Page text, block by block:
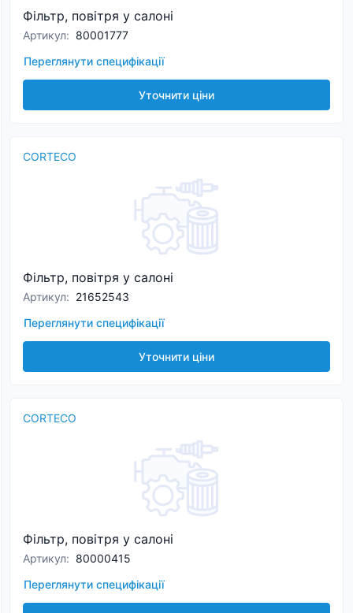
Фільтр, повітря у салоні
Артикул: 80001777
Переглянути специфікації
Уточнити ціни
CORTECO
Фільтр, повітря у салоні
Артикул: 21652543
Переглянути специфікації
Уточнити ціни
CORTECO
Фільтр, повітря у салоні
Артикул: 80000415
Переглянути специфікації